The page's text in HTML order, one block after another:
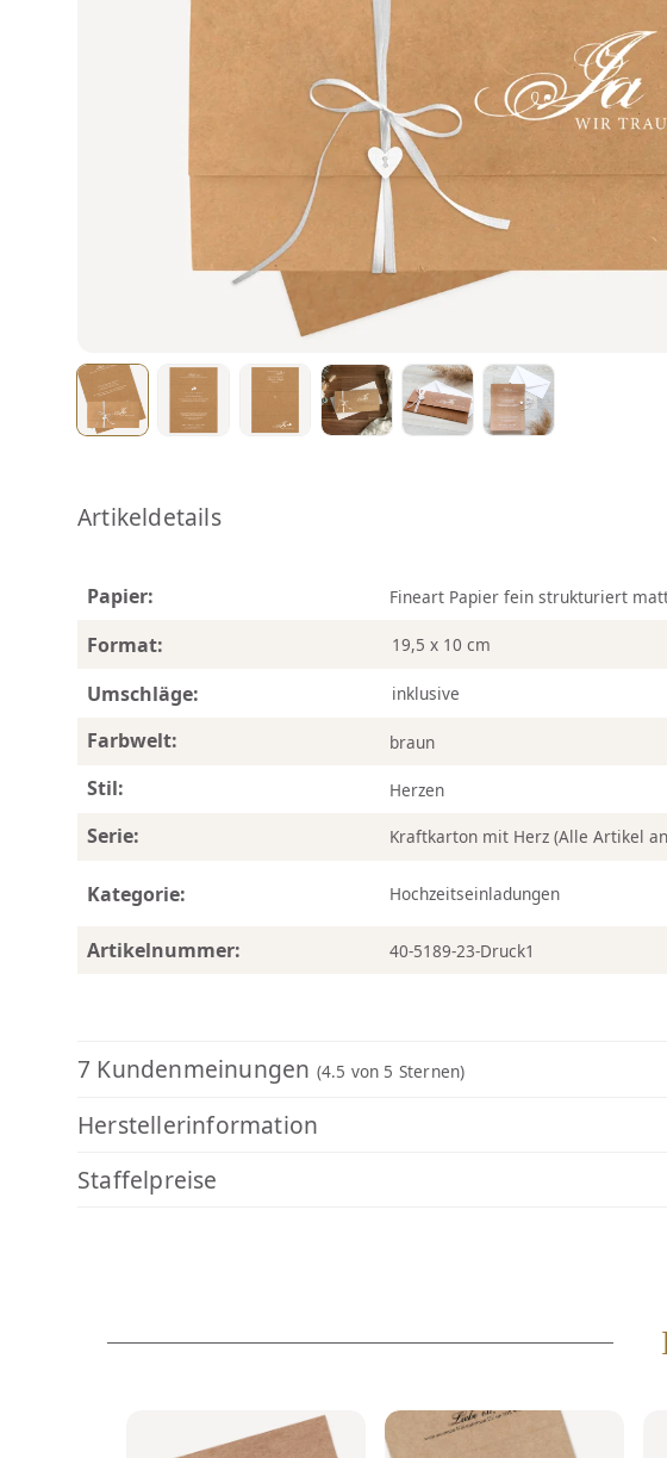
Artikeldetails
Papier: Fineart Papier fein strukturiert
Format: 19,5 x 10 cm
Umschläge: inklusive
Farbwelt: braun
Stil: Herzen
Serie: Kraftkarton mit Herz(Alle Artikel
Kategorie: Hochzeitseinladungen
Artikelnummer: 40-5189-23-Druck1
7 Kundenmeinungen (4.5 von 5 Sternen)
Herstellerinformation
Staffelpreise